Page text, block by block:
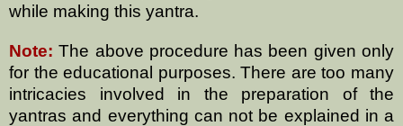
while making this yantra.
Note:The above procedure has been given only
for the educational purposes. There are too many
intricacies involved in the preparation of the
yantras and everything can not be explained in a